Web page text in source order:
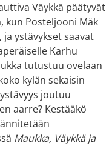
Väykkä päätyvät
kun Posteljooni Mäk
ystävykset saavat
Karhu
tutustuu ovelaan
kylän sekaisin
joutuu
aarre? Kestääkö
Maukka, Väykkä ja